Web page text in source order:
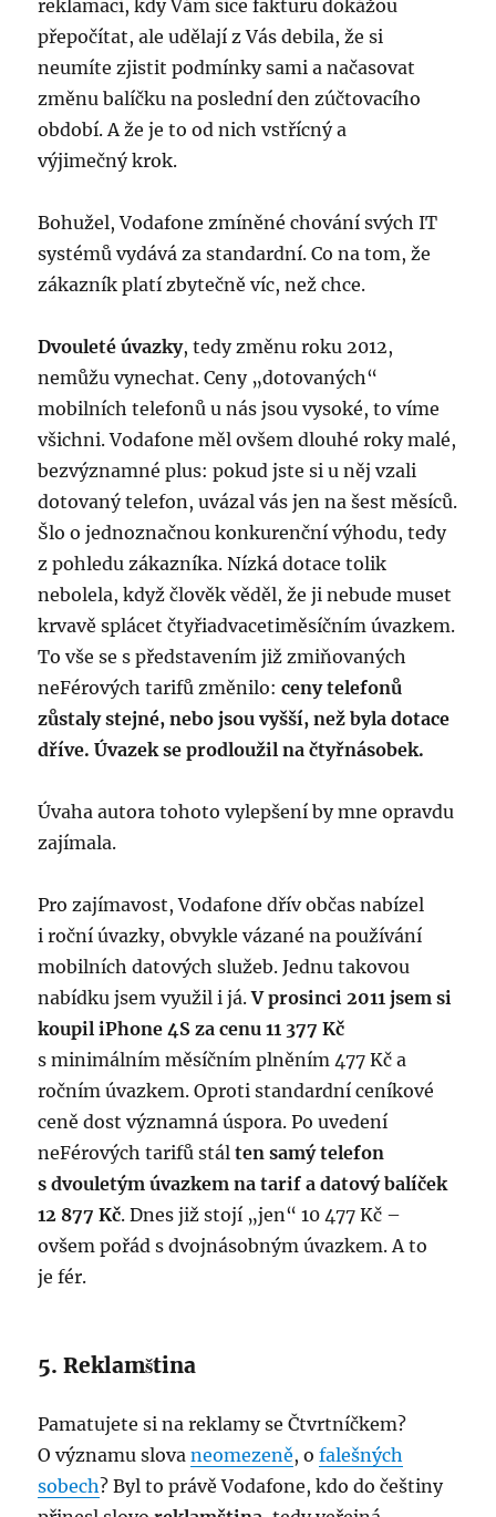
reklamaci, kdy Vám sice fakturu dokážou
přepočítat, ale udělají z Vás debila, že si
neumíte zjistit podmínky sami a načasovat
změnu balíčku na poslední den zúčtovacího
období. A že je to od nich vstřícný a
výjimečný krok.
Bohužel, Vodafone zmíněné chování svých IT
systémů vydává za standardní. Co na tom, že
zákazník platí zbytečně víc, než chce.
Dvouleté úvazky, tedy změnu roku 2012,
nemůžu vynechat. Ceny „dotovaných“
mobilních telefonů u nás jsou vysoké, to víme
všichni. Vodafone měl ovšem dlouhé roky malé,
bezvýznamné plus: pokud jste si u něj vzali
dotovaný telefon, uvázal vás jen na šest měsíců.
Šlo o jednoznačnou konkurenční výhodu, tedy
z pohledu zákazníka. Nízká dotace tolik
nebolela, když člověk věděl, že ji nebude muset
krvavě splácet čtyřiadvaceti­měsíčním úvazkem.
To vše se s představením již zmiňovaných
neFérových tarifů změnilo:ceny telefonů
zůstaly stejné, nebo jsou vyšší, než byla dotace
dříve. Úvazek se prodloužil na čtyřnásobek.
Úvaha autora tohoto vylepšení by mne opravdu
zajímala.
Pro zajímavost, Vodafone dřív občas nabízel
i roční úvazky, obvykle vázané na používání
mobilních datových služeb. Jednu takovou
nabídku jsem využil i já.V prosinci 2011 jsem si
koupil iPhone 4S za cenu 11 377 Kč
s minimálním měsíčním plněním 477 Kč a
ročním úvazkem. Oproti standardní ceníkové
ceně dost významná úspora. Po uvedení
neFérových tarifů stálten samý telefon
s dvouletým úvazkem na tarif a datový balíček
12 877 Kč. Dnes již stojí „jen“ 10 477 Kč –
ovšem pořád s dvojnásobným úvazkem. A to
je fér.
5. Reklamština
Pamatujete si na reklamy se Čtvrtníčkem?
O významu slovaneomezeně, ofalešných
sobech? Byl to právě Vodafone, kdo do češtiny